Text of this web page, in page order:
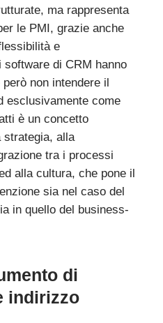
ma rappresenta
le PMI, grazie anche
e
di CRM hanno
non intendere il
esclusivamente come
è un concetto
strategia, alla
tra i processi
alla cultura, che pone il
sia nel caso del
in quello del business-
di
indirizzo